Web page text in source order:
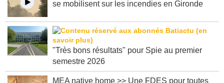
"Très bons résultats" pour Spie au premier